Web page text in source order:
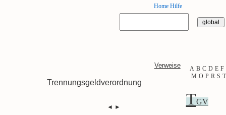
Home Hilfe
A B C D E F
M O P R S T
Trennungsgeldverordnung
Verweise
◄ ► TGV